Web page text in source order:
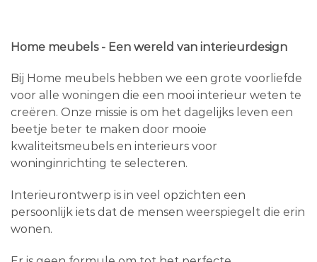
Home meubels - Een wereld van interieurdesign
Bij Home meubels hebben we een grote voorliefde
voor alle woningen die een mooi interieur weten te
creëren. Onze missie is om het dagelijks leven een
beetje beter te maken door mooie
kwaliteitsmeubels en interieurs voor
woninginrichting te selecteren.
Interieurontwerp is in veel opzichten een
persoonlijk iets dat de mensen weerspiegelt die erin
wonen.